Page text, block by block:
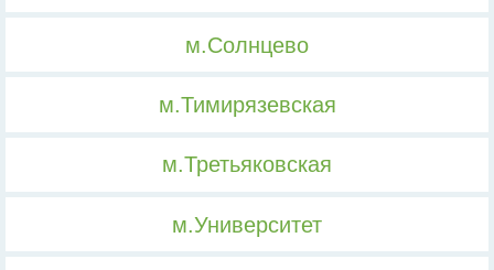
м.Солнцево
м.Тимирязевская
м.Третьяковская
м.Университет